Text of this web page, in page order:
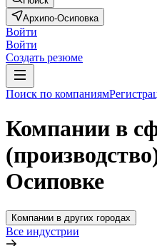
Архипо-Осиповка
Войти
Войти
Создать резюме
Поиск по компаниям
Компании в
Осиповке
Компании в других городах
Все индустрии